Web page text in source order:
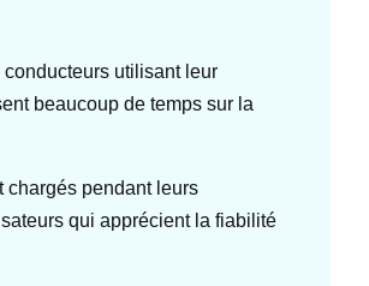
utilisant leur
beaucoup de temps sur la
chargés pendant leurs
qui apprécient la fiabilité